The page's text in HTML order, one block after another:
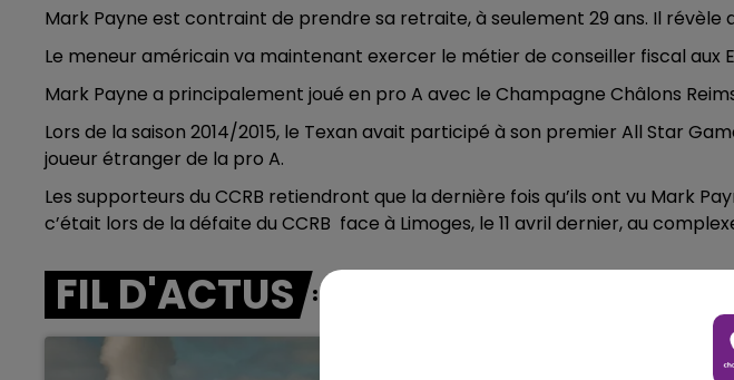
10h00 - 14h00
LA RADIO
Mark Payne est contraint de prendre sa retraite, à seulement 29 ans. Il révèle
Le meneur américain va maintenant exercer le métier de conseiller fiscal aux
Mark Payne a principalement joué en pro A avec le Champagne Châlons
Lors de la saison 2014/2015, le Texan avait participé à son premier All Star
joueur étranger de la pro A.
Les supporteurs du CCRB retiendront que la dernière fois qu’ils ont vu Mark
c’était lors de la défaite du CCRB face à Limoges, le 11 avril dernier, au
FIL D'ACTUS